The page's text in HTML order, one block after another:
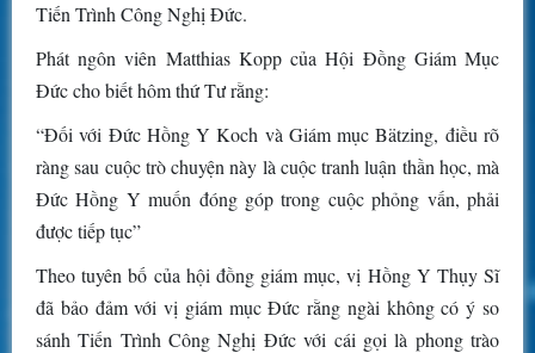
Tiến Trình Công Nghị Đức.
Phát ngôn viên Matthias Kopp của Hội Đồng Giám Mục
Đức cho biết hôm thứ Tư rằng:
“Đối với Đức Hồng Y Koch và Giám mục Bätzing, điều rõ
ràng sau cuộc trò chuyện này là cuộc tranh luận thần học, mà
Đức Hồng Y muốn đóng góp trong cuộc phỏng vấn, phải
được tiếp tục”
Theo tuyên bố của hội đồng giám mục, vị Hồng Y Thụy Sĩ
đã bảo đảm với vị giám mục Đức rằng ngài không có ý so
sánh Tiến Trình Công Nghị Đức với cái gọi là phong trào